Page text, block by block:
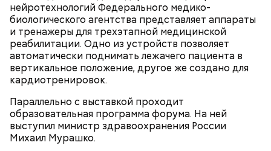
нейротехнологий Федерального медико-
биологического агентства представляет аппараты
и тренажеры для трехэтапной медицинской
реабилитации. Одно из устройств позволяет
автоматически поднимать лежачего пациента в
вертикальное положение, другое же создано для
кардиотренировок.
Параллельно с выставкой проходит
образовательная программа форума. На ней
выступил министр здравоохранения России
Михаил Мурашко.
— Может пробить заряд на человека. Нужно вести
себя очень осторожно, будто увидели дикого
зверя, затаиться, — добавил академик.
Одним из запоминающихся событий того периода
для Макеева стал футбольный матч между
киевским «Динамо» и мадридским «Атлетико»,
который состоялся 3 мая в Киеве. Полк Макеева жил
в палатках в лесу около Варовичей, в 12 километрах
от Припяти. А солдатам очень хотелось увидеть
трансляцию матча. Макеев поехал к секретарю
партийной организации колхоза и попросил
одолжить телевизор.
О, всесвятый Николае, угодниче преизрядный
Господень, теплый наш заступниче, и везде в
скорбех скорый помощниче!